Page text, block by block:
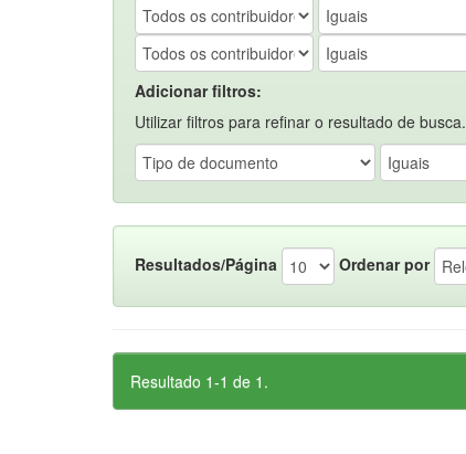
Adicionar filtros:
Utilizar filtros para refinar o resultado de busca.
Resultados/Página Ordenar por
Resultado 1-1 de 1.